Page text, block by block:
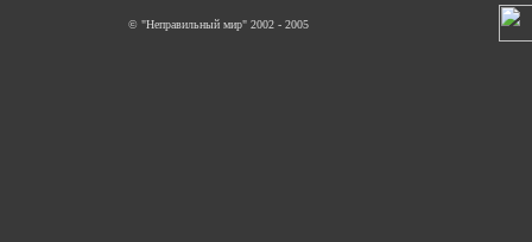
© "Неправильный мир" 2002 - 2005